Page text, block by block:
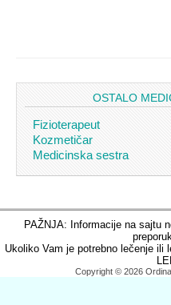
OSTALO
Fizioterapeut
Kozmetičar
Medicinska sestra
PAŽNJA: Informacije na sajtu
Ukoliko Vam je potrebno lečenje
Copyright © 2026